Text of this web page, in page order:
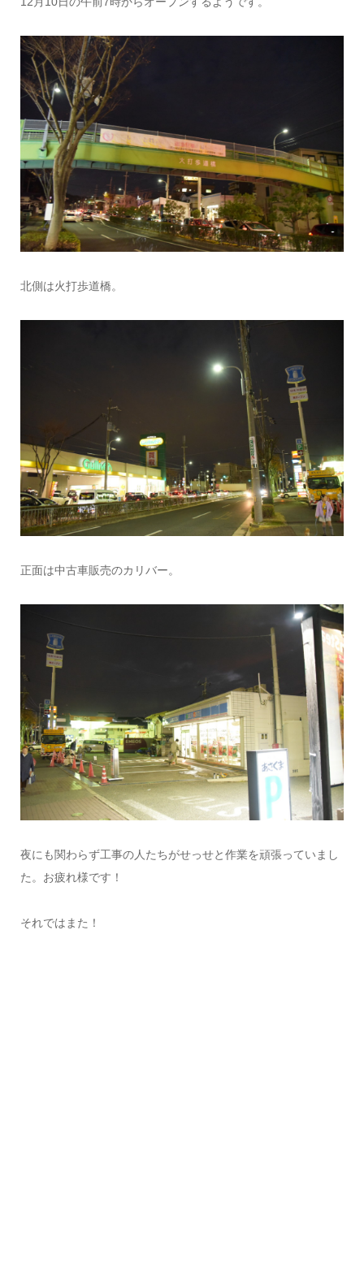
北側は火打歩道橋。
正面は中古車販売のカリバー。
夜にも関わらず工事の人たちがせっせと作業を頑張っていまし
た。お疲れ様です！
それではまた！